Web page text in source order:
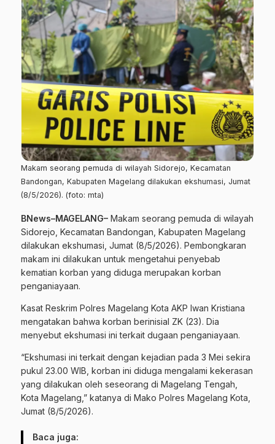
Makam seorang pemuda di wilayah Sidorejo, Kecamatan
Bandongan, Kabupaten Magelang dilakukan ekshumasi, Jumat
(8/5/2026). (foto: mta)
BNews–MAGELANG– Makam seorang pemuda di wilayah
Sidorejo, Kecamatan Bandongan, Kabupaten Magelang
dilakukan ekshumasi, Jumat (8/5/2026). Pembongkaran
makam ini dilakukan untuk mengetahui penyebab
kematian korban yang diduga merupakan korban
penganiayaan.
Kasat Reskrim Polres Magelang Kota AKP Iwan Kristiana
mengatakan bahwa korban berinisial ZK (23). Dia
menyebut ekshumasi ini terkait dugaan penganiayaan.
“Ekshumasi ini terkait dengan kejadian pada 3 Mei sekira
pukul 23.00 WIB, korban ini diduga mengalami kekerasan
yang dilakukan oleh seseorang di Magelang Tengah,
Kota Magelang,” katanya di Mako Polres Magelang Kota,
Jumat (8/5/2026).
Baca juga: